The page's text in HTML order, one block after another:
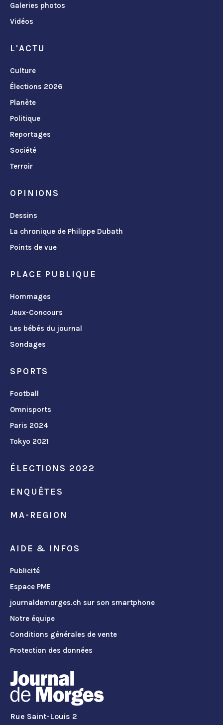
Galeries photos
Vidéos
L'ACTU
Culture
Élections 2026
Planète
Politique
Reportages
Société
Terroir
OPINIONS
Dessins
La chronique de Philippe Dubath
Points de vue
PLACE PUBLIQUE
Hommages
Jeux-Concours
Les bébés du journal
Sondages
SPORTS
Football
Omnisports
Paris 2024
Tokyo 2021
ÉLECTIONS 2022
ENQUÊTES
MA-REGION
AIDE & INFOS
Publicité
Espace PME
journaldemorges.ch sur son smartphone
Notre équipe
Conditions générales de vente
Protection des données
Rue Saint-Louis 2